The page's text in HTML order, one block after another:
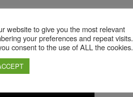
care activează în administrația
și eficiență în serviciile oferite
website to give you the most relevant
your preferences and repeat visits.
consent to the use of ALL the cookies.